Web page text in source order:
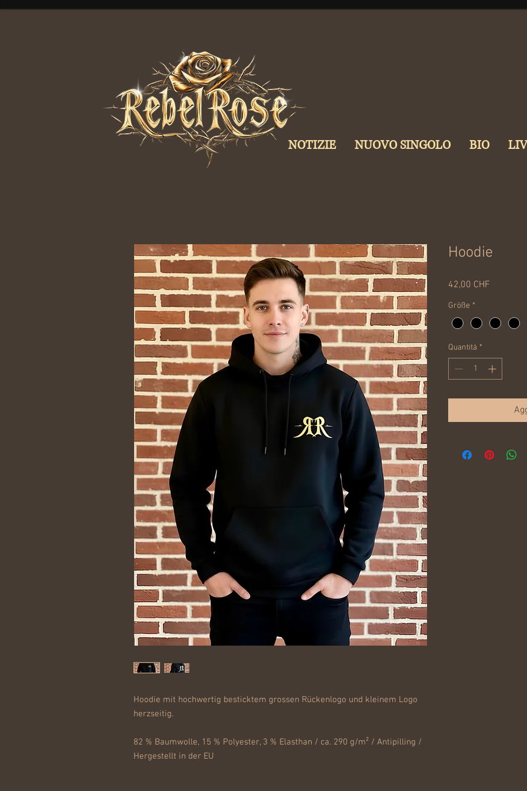
NOTIZIE NUOVO SINGOLO BIO
Hoodie mit hochwertig besticktem grossen Rückenlogo und kleinem Logo
herzseitig.
82 % Baumwolle, 15 % Polyester, 3 % Elasthan / ca. 290 g/m² / Antipilling /
Hergestellt in der EU
Hoodie
42,00 CHF
Größe *
Quantità *